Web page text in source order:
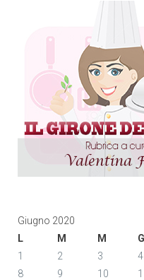
Giugno 2020
L
M M G
1
2 3 4
8
9 10